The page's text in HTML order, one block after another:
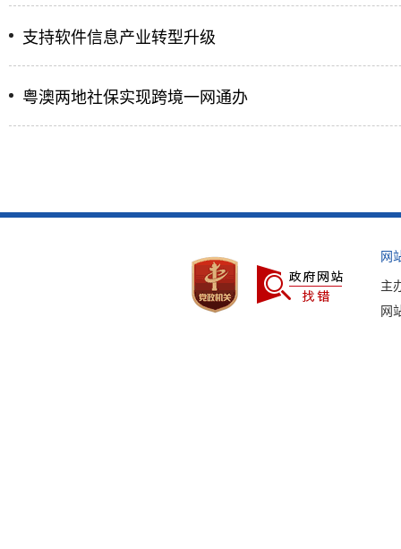
支持软件信息产业转型升级
粤澳两地社保实现跨境一网通办
网
主
网